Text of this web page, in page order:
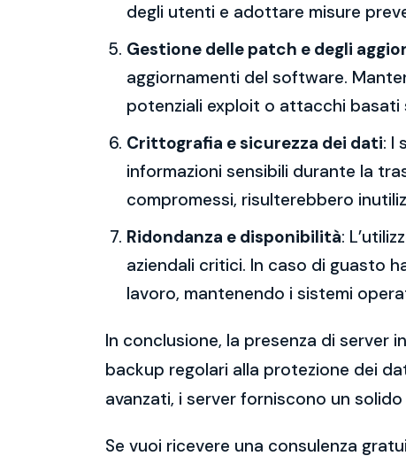
degli utenti e adottare misure
Gestione delle patch e degli
aggiornamenti del software.
potenziali exploit o attacchi basati
Crittografia e sicurezza dei dati: I
informazioni sensibili durante la
compromessi, risulterebbero
Ridondanza e disponibilità:
aziendali critici. In caso di guasto
lavoro, mantenendo i sistemi
In conclusione, la presenza di server
backup regolari alla protezione dei
avanzati, i server forniscono un
Se vuoi ricevere una consulenza